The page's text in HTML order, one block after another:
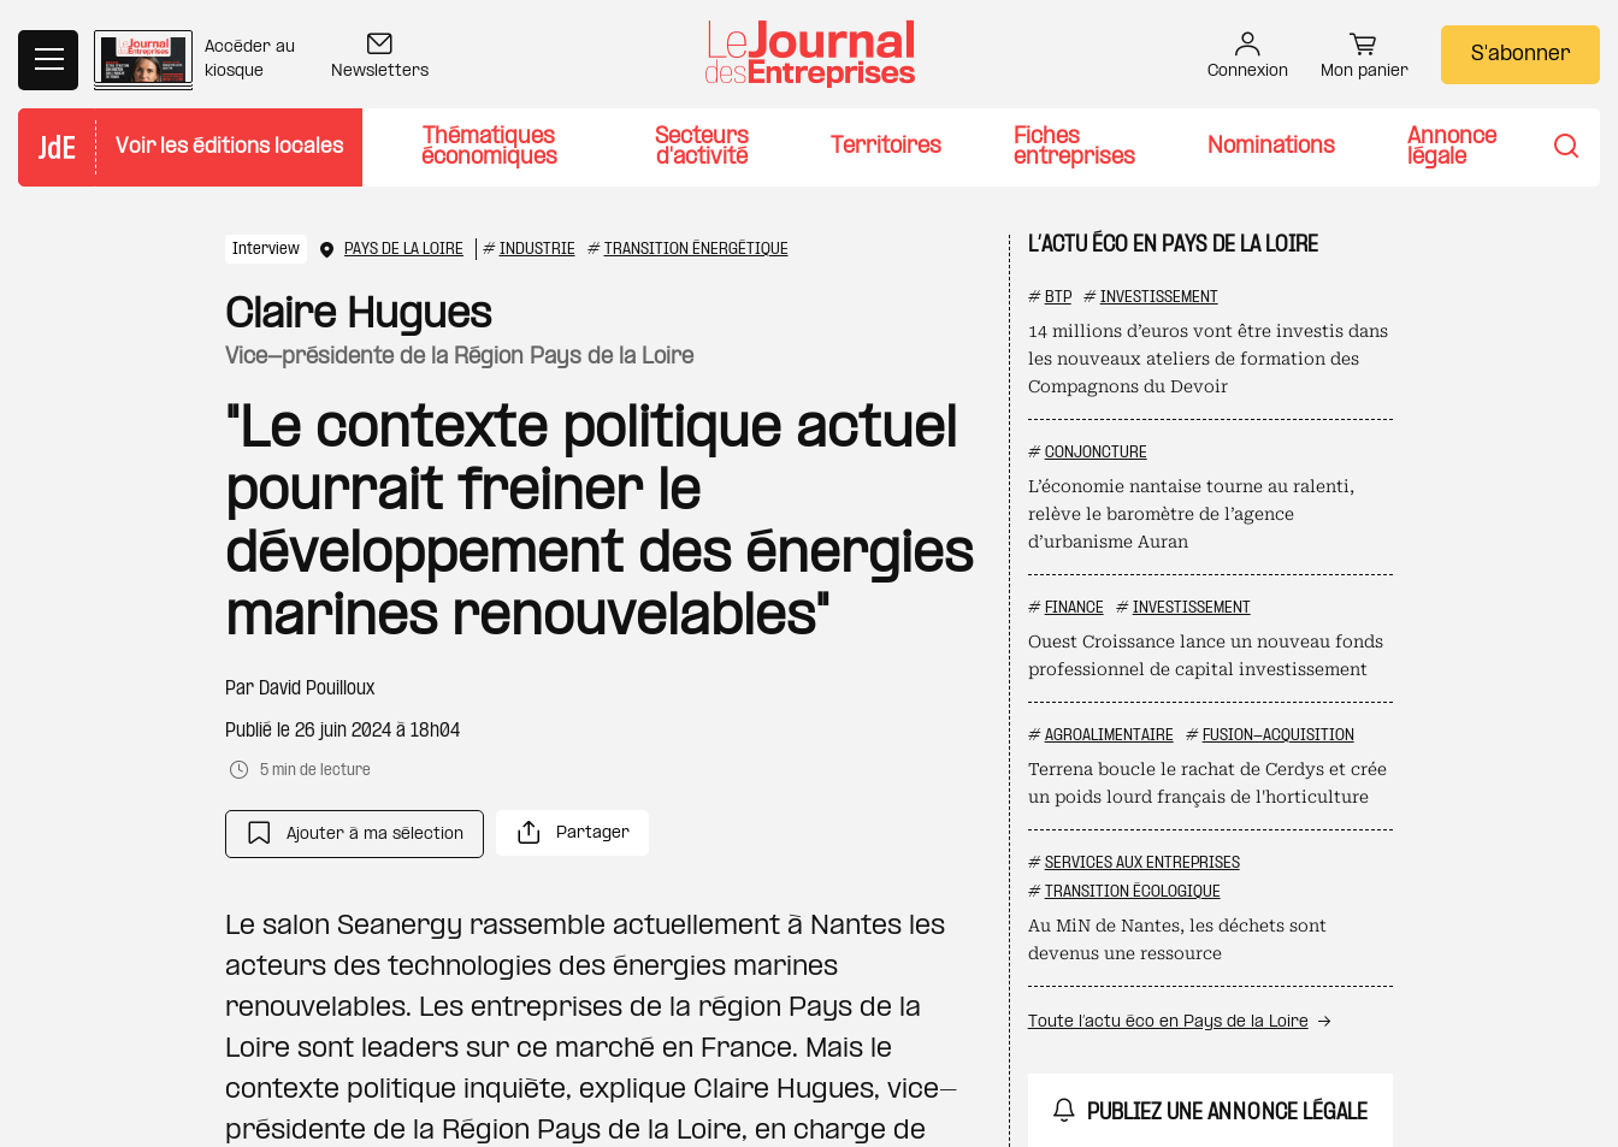
Accéder au
kiosque
Newsletters Connexion Mon panier
S'abonner
Voir les éditions locales
Thématiques
économiques
Secteurs
d'activité
Territoires
Fiches
entreprises
Nominations
Annonce
légale
Interview PAYS DE LA LOIRE # INDUSTRIE # TRANSITION ÉNERGÉTIQUE
Claire Hugues
vice-présidente de la Région Pays de la Loire
"Le contexte politique actuel
pourrait freiner le
développement des énergies
marines renouvelables"
Par David Pouilloux
Publié le 26 juin 2024 à 18h04
5 min de lecture
Ajouter à ma sélection Partager
Le salon Seanergy rassemble actuellement à Nantes les
acteurs des technologies des énergies marines
renouvelables. Les entreprises de la région Pays de la
Loire sont leaders sur ce marché en France. Mais le
contexte politique inquiète, explique Claire Hugues, vice-
présidente de la Région Pays de la Loire, en charge de
L’ACTU ÉCO EN PAYS DE LA LOIRE
# BTP # INVESTISSEMENT
14 millions d’euros vont être investis dans
les nouveaux ateliers de formation des
Compagnons du Devoir
# CONJONCTURE
L’économie nantaise tourne au ralenti,
relève le baromètre de l’agence
d’urbanisme Auran
# FINANCE # INVESTISSEMENT
Ouest Croissance lance un nouveau fonds
professionnel de capital investissement
# AGROALIMENTAIRE # FUSION-ACQUISITION
Terrena boucle le rachat de Cerdys et crée
un poids lourd français de l'horticulture
# SERVICES AUX ENTREPRISES
# TRANSITION ÉCOLOGIQUE
Au MiN de Nantes, les déchets sont
devenus une ressource
Toute l’actu éco en Pays de la Loire
PUBLIEZ UNE ANNONCE LÉGALE